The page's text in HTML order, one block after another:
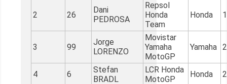
2 26
Dani
PEDROSA
Repsol
Honda
Team
Honda
3 99
Jorge
LORENZO
Movistar
Yamaha
MotoGP
Yamaha
4 6
Stefan
BRADL
LCR Honda
MotoGP
Honda